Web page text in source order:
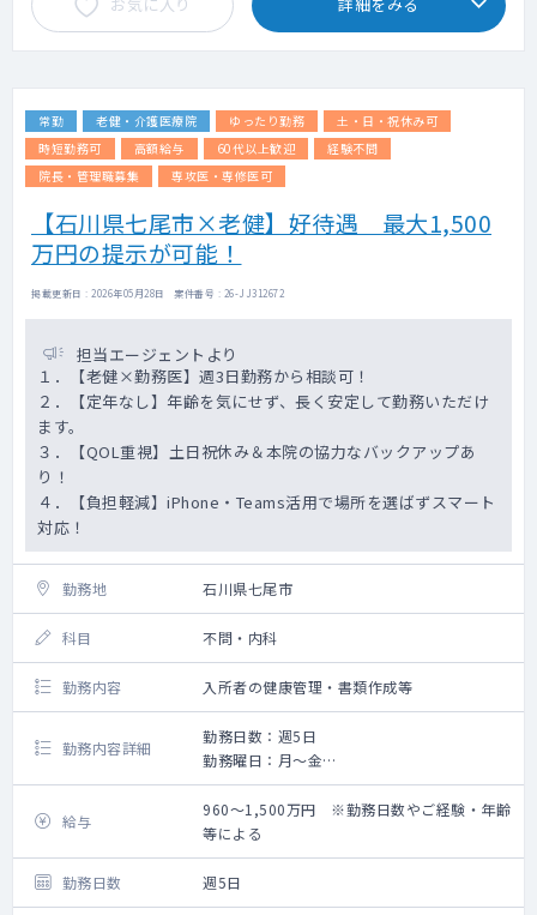
常勤 老健・介護医療院 ゆったり勤務
土・日・祝休み可
時短勤務可
高額給与 60代以上歓迎
経験不問
院長・管理職募集
専攻医・専修医可
【石川県七尾市×老健】好待遇 最大1,500
万円の提示が可能！
掲載更新日 : 2026年05月28日 案件番号 : 26-JJ312672
担当エージェントより
１．【老健×勤務医】週3日勤務から相談可！
２．【定年なし】年齢を気にせず、長く安定して勤務いただけ
ます。
３．【QOL重視】土日祝休み＆本院の協力なバックアップあ
り！
４．【負担軽減】iPhone・Teams活用で場所を選ばずスマート
対応！
勤務地 石川県七尾市
科目 不問・内科
勤務内容 入所者の健康管理・書類作成等
勤務内容詳細
勤務日数：週5日
勤務曜日：月～金
当 直：なし
オンコール：原則なし
・連絡は原則としてTeams等のチャットにて
報告や指示出しを行います。
（緊急時は電話での報告も有り）
・死亡確認など、協力医師が必要な場合、本
給与
960～1,500万円 ※勤務日数やご経験・年齢
等による
勤務日数 週5日